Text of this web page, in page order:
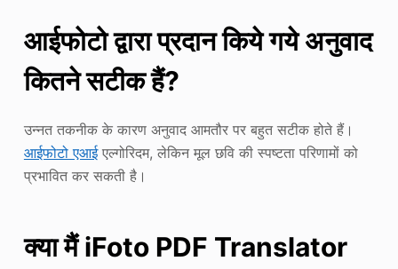
आईफोटो द्वारा प्रदान किये गये अनुवाद
कितने सटीक हैं?
उन्नत तकनीक के कारण अनुवाद आमतौर पर बहुत सटीक होते हैं।
आईफोटो एआईएल्गोरिदम, लेकिन मूल छवि की स्पष्टता परिणामों को
प्रभावित कर सकती है।
क्या मैं iFoto PDF Translator